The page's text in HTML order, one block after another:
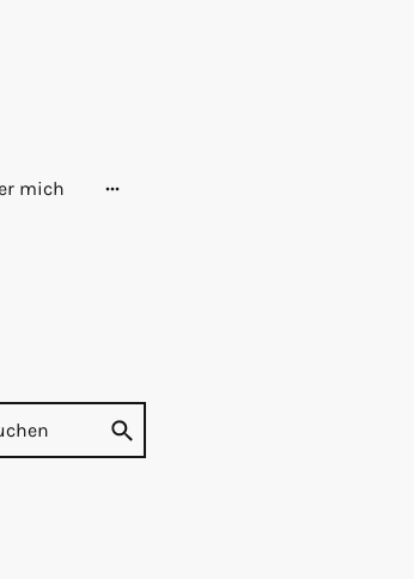
mich